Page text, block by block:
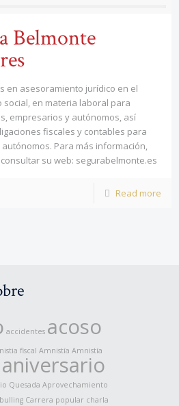
Belmonte
en asesoramiento jurídico en el
social, en materia laboral para
empresarios y autónomos, así
fiscales y contables para
Para más información,
su web: segurabelmonte.es
Read more
accidentes acoso
fiscal Amnistía Amnistía
aniversario
Quesada Aprovechamiento
bulling Carrera popular charla